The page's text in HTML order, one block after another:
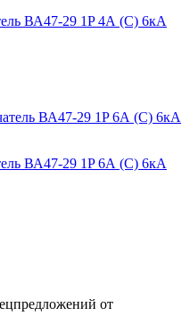
ВА47-29 1P 4А (С) 6кА
ВА47-29 1P 6А (С) 6кА
от